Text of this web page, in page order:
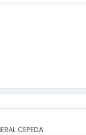
CEPEDA